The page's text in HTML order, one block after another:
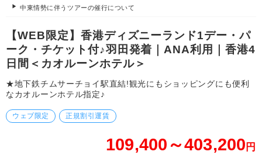
中東情勢に伴うツアーの催行について
【WEB限定】香港ディズニーランド1デー・パ
ーク・チケット付♪羽田発着｜ANA利用｜香港4
日間＜カオルーンホテル＞
★地下鉄チムサーチョイ駅直結!観光にもショッピングにも便利
なカオルーンホテル指定♪
ウェブ限定 正規割引運賃
109,400～403,200 円